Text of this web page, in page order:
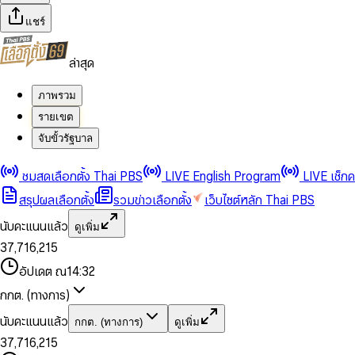
แชร์
ล่าสุด
ภาพรวม
รายเขต
จับขั้วรัฐบาล
ชมสดเลือกตั้ง Thai PBS LIVE English Program
LIVE เช็ก
สรุปผลเลือกตั้ง
รวมข่าวเลือกตั้ง
เว็บไซต์หลัก Thai PBS
นับคะแนนแล้ว
ดูเพิ่ม
0
1
2
3
4
5
6
8
9
2
3
4
5
6
7
8
9
,
0
2
4
6
7
8
9
0
1
2
3
4
5
6
7
8
1
3
5
6
7
8
9
,
1
2
4
5
7
8
9
0
1
3
4
6
7
8
0
2
3
4
5
7
8
อัปเดต ณ14:32
กกต. (ทางการ)
นับคะแนนแล้ว
กกต. (ทางการ) ดูเพิ่ม
0
1
2
3
0
1
2
4
5
6
7,
0
1
2
4
6
7
0
1
0
1
3
5
6,
1
2
0
1
0
2
3
4
5